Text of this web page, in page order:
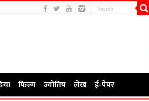
फिल्म ज्योतिष लेख ई-पेपर